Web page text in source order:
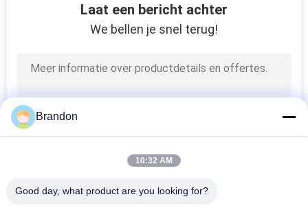
Laat een bericht achter
We bellen je snel terug!
Brandon
10:32 AM
Good day, what product are you looking for?